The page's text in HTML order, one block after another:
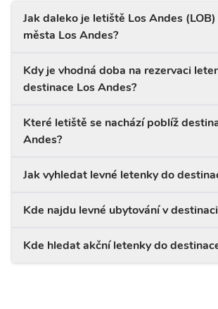
Jak daleko je letiště Los Andes
města Los Andes?
Kdy je vhodná doba na rezervaci
destinace Los Andes?
Které letiště se nachází poblíž
Andes?
Jak vyhledat levné letenky do
Kde najdu levné ubytování v
Kde hledat akční letenky do